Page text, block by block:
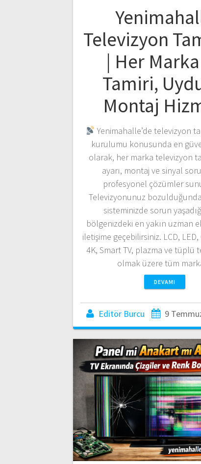
Televizyon
| Her
Tamiri,
Montaj
Yenimahalle’de televizyon
kurulumu konusunda en
olarak, her marka televizyon
ayarı, montaj ve sinyal
profesyonel çözümler
Televizyonunuz
sisteminizde sorun
bölgenizdeki en yakın uzman
iletişime geçebilirsiniz. LCD, LED,
4K, Smart TV, plazma ve tüplü
olmak üzere tüm
DEVAMI
Editör Burcu 9